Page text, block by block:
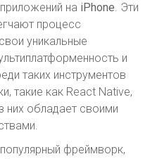
на iPhone. Эти
процесс
уникальные
и
таких инструментов
такие как React Native,
них обладает своими
фреймворк,